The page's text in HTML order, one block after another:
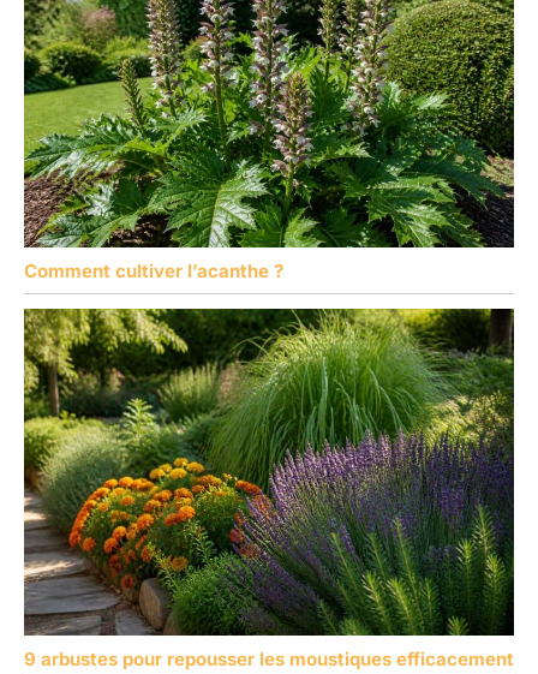
Comment cultiver l’acanthe ?
9 arbustes pour repousser les moustiques efficacement